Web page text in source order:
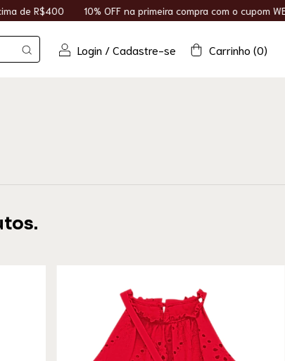
10% OFF na primeira compra com o cupom WELCOME10
Login /Cadastre-se Carrinho (0)